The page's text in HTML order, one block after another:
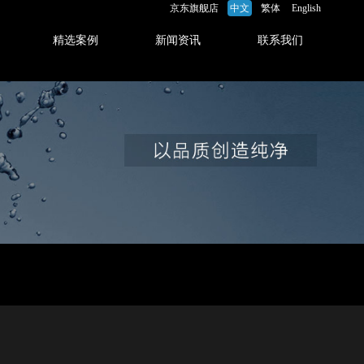
京东旗舰店 中文 繁体 English
精选案例 新闻资讯 联系我们